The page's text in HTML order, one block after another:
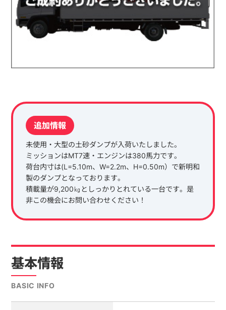
追加情報
未使用・大型の土砂ダンプが入荷いたしました。
ミッションはMT7速・エンジンは380馬力です。
荷台内寸は(L=5.10m、W=2.2m、H=0.50m）で新明和
製のダンプとなっております。
積載量が9,200㎏としっかりとれている一台です。是
非この機会にお問い合わせください！
基本情報
BASIC INFO